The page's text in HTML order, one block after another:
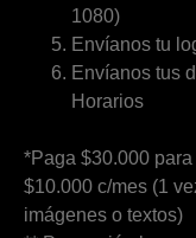
1080)
Envíanos tu
Envíanos tus
Horarios
*Paga $30.000
$10.000 c/mes (1
imágenes o textos)